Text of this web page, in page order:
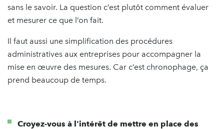
sans le savoir. La question c’est plutôt comment évaluer
et mesurer ce que l’on fait.
Il faut aussi une simplification des procédures
administratives aux entreprises pour accompagner la
mise en œuvre des mesures. Car c’est chronophage, ça
prend beaucoup de temps.
Croyez-vous à l'intérêt de mettre en place des